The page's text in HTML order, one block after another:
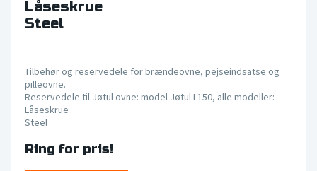
Låseskrue
Steel
Tilbehør og reservedele for brændeovne, pejseindsatse og
pilleovne.
Reservedele til Jøtul ovne: model Jøtul I 150, alle modeller:
Låseskrue
Steel
Ring for pris!